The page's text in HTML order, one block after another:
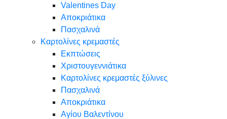
Valentines Day
Αποκριάτικα
Πασχαλινά
Καρτολίνες κρεμαστές
Εκπτώσεις
Χριστουγεννιάτικα
Καρτολίνες κρεμαστές ξύλινες
Πασχαλινά
Αποκριάτικα
Αγίου Βαλεντίνου